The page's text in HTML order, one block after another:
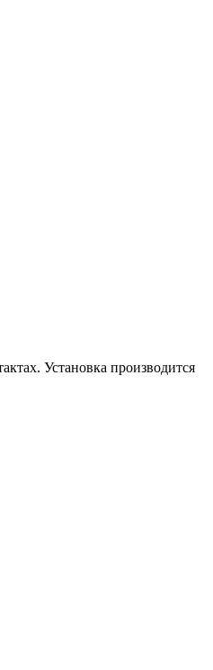
Установка производится